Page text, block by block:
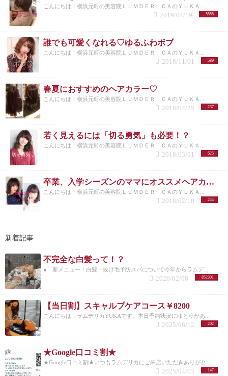
こんにちは！横浜元町の美容院ＬＵＭＤＥＲＩＣＡのＹＵＫＡ...
5555
2019/04/19
誰でも可愛くなれる♡ゆるふわボブ
こんにちは！横浜元町の美容院ＬＵＭＤＥＲＩＣＡのＹＵＫＡ...
589
2018/11/01
春夏におすすめのヘアカラー♡
こんにちは！横浜元町の美容院ＬＵＭＤＥＲＩＣＡのＹＵＫＡ...
237
2018/04/25
若く見えるには「切る勇気」も必要！？
こんにちは！横浜元町の美容院ＬＵＭＤＥＲＩＣＡのＹＵＫＡ...
625
2018/03/01
卒業、入学シーズンのママにオススメヘアカラー！
こんにちは！横浜元町の美容院ＬＵＭＤＥＲＩＣＡのＹＵＫＡ...
244
2018/02/10
新着記事
不完全な白髪って！？
● 新メニュー！白髪・抜け毛予防スパについて今年からラムデ...
852301
2026/02/08
【当日割】スキャルプケアコース￥8200
こんにちは！ラムデリカYUKAです。本日予約状況にゆとりがあ...
202
2025/06/12
★Google口コミ割★
★Google口コミ割★いつもラムデリカにご来店いただきありがと...
147
2025/04/03